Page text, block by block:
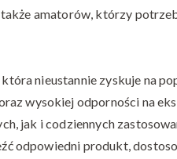
amatorów, którzy
nieustannie zyskuje na
wysokiej odporności na
jak i codziennych
odpowiedni produkt,